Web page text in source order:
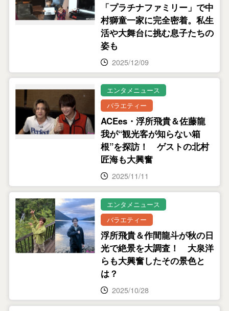
「プラチナファミリー」で中
村獅童一家に完全密着。私生
活や大舞台に挑む息子たちの
姿も
2025/12/09
エンタメニュース
バラエティー
ACEes・浮所飛貴＆佐藤龍
我が“観光客が知らない箱
根”を探訪！ ゲストの北村
匠海も大興奮
2025/11/11
エンタメニュース
バラエティー
浮所飛貴＆作間龍斗が秋の日
光で絶景を大調査！ 大泉洋
らも大興奮したその景色と
は？
2025/10/28